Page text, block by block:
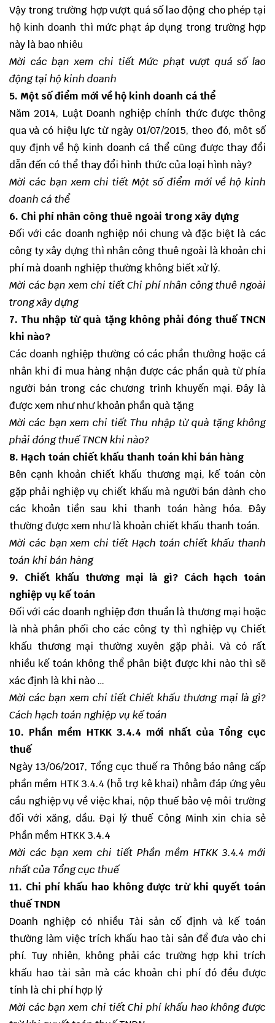
Vậy trong trường hợp vượt quá số lao động cho phép tại
hộ kinh doanh thì mức phạt áp dụng trong trường hợp
này là bao nhiêu
Mời các bạn xem chi tiếtMức phạt vượt quá số lao
động tại hộ kinh doanh
5. Một số điểm mới về hộ kinh doanh cá thể
Năm 2014, Luật Doanh nghiệp chính thức được thông
qua và có hiệu lực từ ngày 01/07/2015, theo đó, môt số
quy định về hộ kinh doanh cá thể cũng được thay đổi
dẫn đến có thể thay đổi hình thức của loại hình này?
Mời các bạn xem chi tiết Một số điểm mới về hộ kinh
doanh cá thể
6. Chi phí nhân công thuê ngoài trong xây dựng
Đối với các doanh nghiệp nói chung và đặc biệt là các
công ty xây dựng thì nhân công thuê ngoài là khoản chi
phí mà doanh nghiệp thường không biết xử lý.
Mời các bạn xem chi tiếtChi phí nhân công thuê ngoài
trong xây dựng
7. Thu nhập từ quà tặng không phải đóng thuế TNCN
khi nào?
Các doanh nghiệp thường có các phần thưởng hoặc cá
nhân khi đi mua hàng nhận được các phần quà từ phía
người bán trong các chương trình khuyến mại. Đây là
được xem như như khoản phần quà tặng
Mời các bạn xem chi tiếtThu nhập từ quà tặng không
phải đóng thuế TNCN khi nào?
8. Hạch toán chiết khấu thanh toán khi bán hàng
Bên cạnh khoản chiết khấu thương mại, kế toán còn
gặp phải nghiệp vụ chiết khấu mà người bán dành cho
các khoản tiền sau khi thanh toán hàng hóa. Đây
thường được xem như là khoản chiết khấu thanh toán.
Mời các bạn xem chi tiết Hạch toán chiết khấu thanh
toán khi bán hàng
9. Chiết khấu thương mại là gì? Cách hạch toán
nghiệp vụ kế toán
Đối với các doanh nghiệp đơn thuần là thương mại hoặc
là nhà phân phối cho các công ty thì nghiệp vụ Chiết
khấu thương mại thường xuyên gặp phải. Và có rất
nhiều kế toán không thể phân biệt được khi nào thì sẽ
xác định là khi nào …
Mời các bạn xem chi tiếtChiết khấu thương mại là gì?
Cách hạch toán nghiệp vụ kế toán
10. Phần mềm HTKK 3.4.4 mới nhất của Tổng cục
thuế
Ngày 13/06/2017, Tổng cục thuế ra Thông báo nâng cấp
phần mềm HTK 3.4.4 (hỗ trợ kê khai) nhằm đáp ứng yêu
cầu nghiệp vụ về việc khai, nộp thuế bảo vệ môi trường
đối với xăng, dầu. Đại lý thuế Công Minh xin chia sẻ
Phần mềm HTKK 3.4.4
Mời các bạn xem chi tiết Phần mềm HTKK 3.4.4 mới
nhất của Tổng cục thuế
11. Chi phí khấu hao không được trừ khi quyết toán
thuế TNDN
Doanh nghiệp có nhiều Tài sản cố định và kế toán
thường làm việc trích khấu hao tài sản để đưa vào chi
phí. Tuy nhiên, không phải các trường hợp khi trích
khấu hao tài sản mà các khoản chi phí đó đều được
tính là chi phí hợp lý
Mời các bạn xem chi tiếtChi phí khấu hao không được